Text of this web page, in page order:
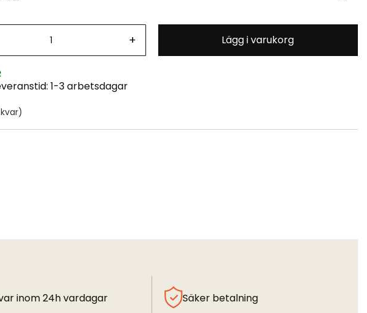
+ Lägg i varukorg
1-3 arbetsdagar
kvar)
inom 24h vardagar Säker betalning